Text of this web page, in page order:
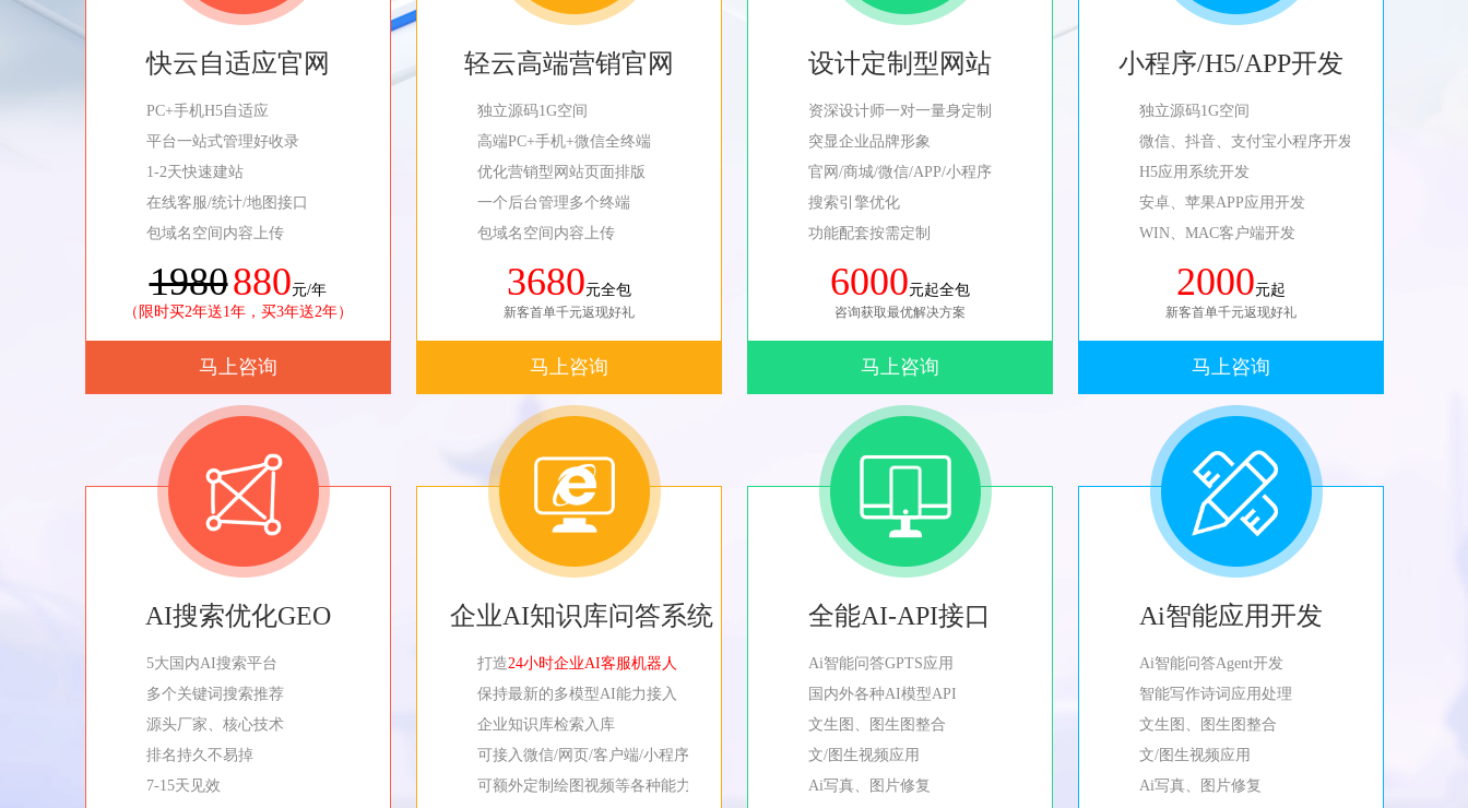
快云自适应官网
PC+手机H5自适应
平台一站式管理好收录
1-2天快速建站
在线客服/统计/地图接口
包域名空间内容上传
1980880元/年
（限时买2年送1年，买3年送2年）
马上咨询
轻云高端营销官网
独立源码1G空间
高端PC+手机+微信全终端
优化营销型网站页面排版
一个后台管理多个终端
包域名空间内容上传
3680元全包
新客首单千元返现好礼
马上咨询
设计定制型网站
资深设计师一对一量身定制
突显企业品牌形象
官网/商城/微信/APP/小程序
搜索引擎优化
功能配套按需定制
6000元起全包
咨询获取最优解决方案
马上咨询
小程序/H5/APP开发
独立源码1G空间
微信、抖音、支付宝小程序开发
H5应用系统开发
安卓、苹果APP应用开发
WIN、MAC客户端开发
2000元起
新客首单千元返现好礼
马上咨询
AI搜索优化GEO
5大国内AI搜索平台
多个关键词搜索推荐
源头厂家、核心技术
排名持久不易掉
7-15天见效
企业AI知识库问答系统
打造24小时企业AI客服机器人
保持最新的多模型AI能力接入
企业知识库检索入库
可接入微信/网页/客户端/小程序等
可额外定制绘图视频等各种能力
全能AI-API接口
Ai智能问答GPTS应用
国内外各种AI模型API
文生图、图生图整合
文/图生视频应用
Ai写真、图片修复
Ai智能应用开发
Ai智能问答Agent开发
智能写作诗词应用处理
文生图、图生图整合
文/图生视频应用
Ai写真、图片修复